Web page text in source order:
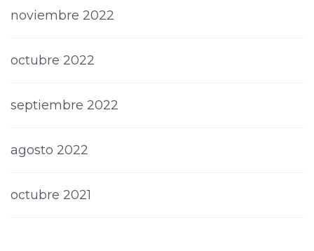
noviembre 2022
octubre 2022
septiembre 2022
agosto 2022
octubre 2021